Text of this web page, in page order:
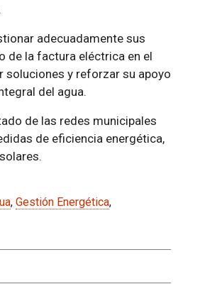
adecuadamente sus
de la factura eléctrica en el
soluciones y reforzar su apoyo
del agua.
de las redes municipales
de eficiencia energética,
, Gestión Energética,